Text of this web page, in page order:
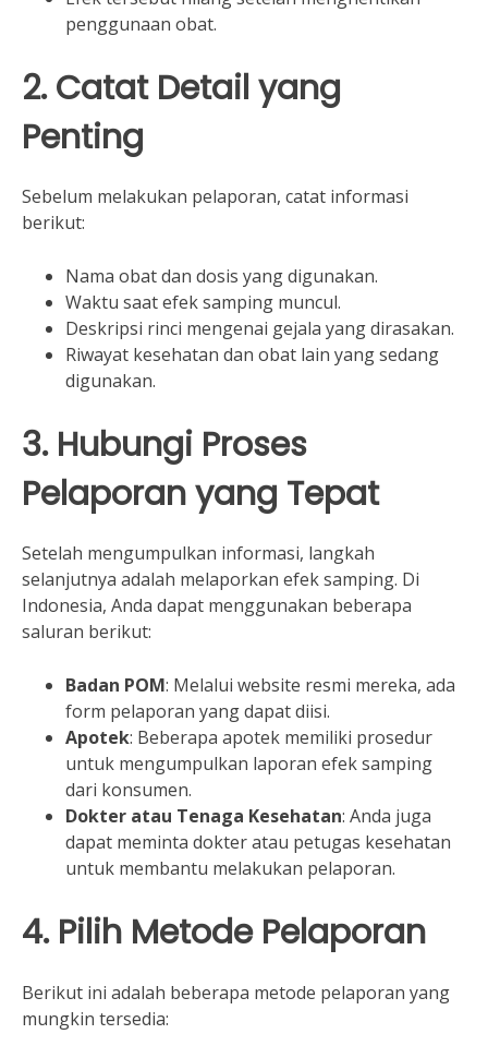
penggunaan obat.
2. Catat Detail yang
Penting
Sebelum melakukan pelaporan, catat informasi
berikut:
Nama obat dan dosis yang digunakan.
Waktu saat efek samping muncul.
Deskripsi rinci mengenai gejala yang dirasakan.
Riwayat kesehatan dan obat lain yang sedang
digunakan.
3. Hubungi Proses
Pelaporan yang Tepat
Setelah mengumpulkan informasi, langkah
selanjutnya adalah melaporkan efek samping. Di
Indonesia, Anda dapat menggunakan beberapa
saluran berikut:
Badan POM: Melalui website resmi mereka, ada
form pelaporan yang dapat diisi.
Apotek: Beberapa apotek memiliki prosedur
untuk mengumpulkan laporan efek samping
dari konsumen.
Dokter atau Tenaga Kesehatan: Anda juga
dapat meminta dokter atau petugas kesehatan
untuk membantu melakukan pelaporan.
4. Pilih Metode Pelaporan
Berikut ini adalah beberapa metode pelaporan yang
mungkin tersedia: